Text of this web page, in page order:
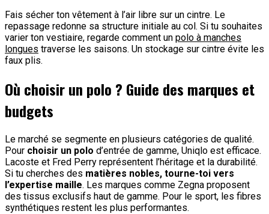
Fais sécher ton vêtement à l’air libre sur un cintre. Le
repassage redonne sa structure initiale au col. Si tu souhaites
varier ton vestiaire, regarde comment un polo à manches
longues traverse les saisons. Un stockage sur cintre évite les
faux plis.
Où choisir un polo ? Guide des marques et
budgets
Le marché se segmente en plusieurs catégories de qualité.
Pour choisir un polo d’entrée de gamme, Uniqlo est efficace.
Lacoste et Fred Perry représentent l’héritage et la durabilité.
Si tu cherches des matières nobles, tourne-toi vers
l’expertise maille. Les marques comme Zegna proposent
des tissus exclusifs haut de gamme. Pour le sport, les fibres
synthétiques restent les plus performantes.